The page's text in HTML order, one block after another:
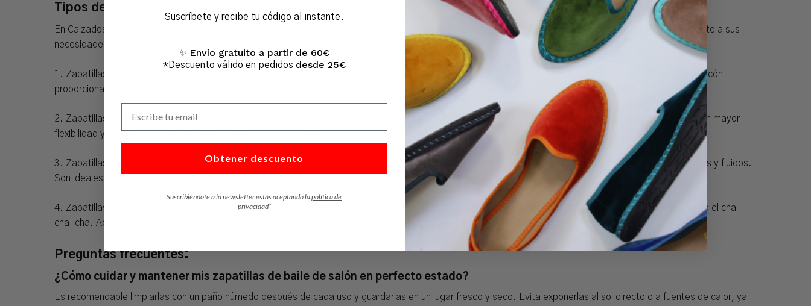
No hay productos en el carrito.
Tipos de Zapatillas de Baile de salón para mujer
En Calzados Lobo, contamos con diferentes tipos de zapatillas de baile de salón para mujer, para que cada bailarina encuentre el estilo que mejor se adapte a sus
necesidades. Algunos de los tipos de zapatillas que ofrecemos son:
1. Zapatillas de baile de salón con tacón: Estas zapatillas son ideales para bailarines más experimentados que buscan mayor estabilidad y elegancia. El tacón
proporciona un mejor equilibrio y permite realizar movimientos más precisos.
2. Zapatillas de baile de salón sin tacón: Perfectas para principiantes o para aquellos que prefieren un estilo más cómodo y casual. Estas zapatillas ofrecen mayor
flexibilidad y facilidad de movimiento, permitiendo un aprendizaje más fluido de los pasos básicos del baile de salón.
3. Zapatillas de baile de salón con suela de cuero: Este tipo de suela permite deslizarse con facilidad en la pista de baile, garantizando movimientos suaves y fluidos.
Son ideales para bailes como el tango o el vals, donde los giros y deslizamientos son esenciales.
4. Zapatillas de baile de salón con suela de goma: Este tipo de suela ofrece un mayor agarre, lo que puede ser útil para bailes más enérgicos como el jive o el cha-
cha-cha. Además, son ideales para practicar en diferentes tipos de superficies.
Preguntas frecuentes:
¿Cómo cuidar y mantener mis zapatillas de baile de salón en perfecto estado?
Es recomendable limpiarlas con un paño húmedo después de cada uso y guardarlas en un lugar fresco y seco. Evita exponerlas al sol directo o a fuentes de calor, ya
Suscríbete y recibe tu código al instante.
✨ Envío gratuito a partir de 60€
*Descuento válido en pedidos desde 25€
Obtener descuento
Suscribiéndote a la newsletter estás aceptando lapolítica de
privacidad*